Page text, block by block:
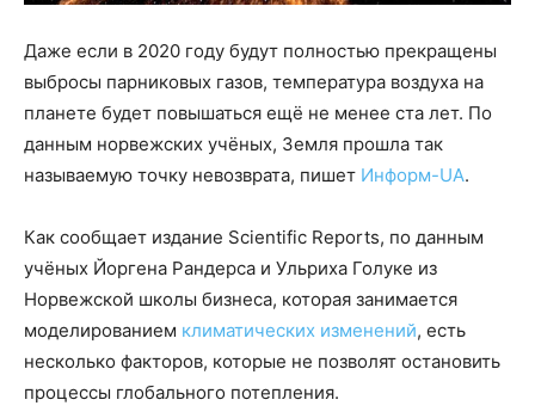
Даже если в 2020 году будут полностью прекращены
выбросы парниковых газов, температура воздуха на
планете будет повышаться ещё не менее ста лет. По
данным норвежских учёных, Земля прошла так
называемую точку невозврата, пишет Информ-UA.
Как сообщает издание Scientific Reports, по данным
учёных Йоргена Рандерса и Ульриха Голуке из
Норвежской школы бизнеса, которая занимается
моделированием климатических изменений, есть
несколько факторов, которые не позволят остановить
процессы глобального потепления.